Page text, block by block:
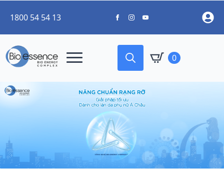
1800 54 54 13
0